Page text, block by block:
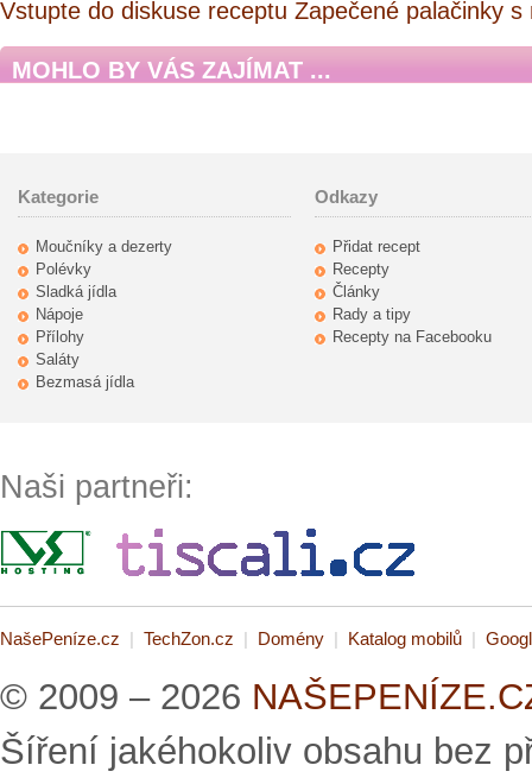
Vstupte do diskuse receptu Zapečené palačinky
MOHLO BY VÁS ZAJÍMAT ...
Kategorie
Moučníky a dezerty
Polévky
Sladká jídla
Nápoje
Přílohy
Saláty
Bezmasá jídla
Odkazy
Přidat recept
Recepty
Články
Rady a tipy
Recepty na Facebooku
Naši partneři:
NašePeníze.cz | TechZon.cz | Domény | Katalog mobilů |
© 2009 – 2026
Šíření jakéhokoliv obsahu bez